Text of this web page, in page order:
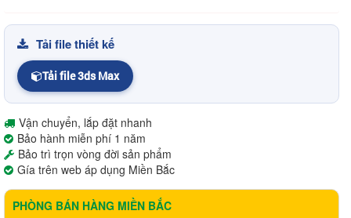
Tải file thiết kế
Tải file 3ds Max
Vận chuyển, lắp đặt nhanh
Bảo hành miễn phí 1 năm
Bảo trì trọn vòng đời sản phẩm
Gía trên web áp dụng Miền Bắc
PHÒNG BÁN HÀNG MIỀN BẮC